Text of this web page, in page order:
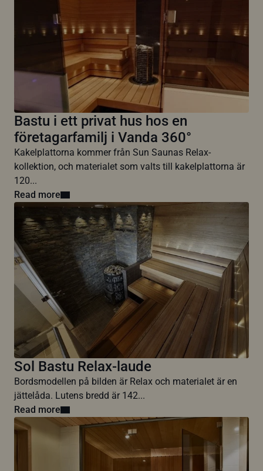
Bastu i ett privat hus hos en
företagarfamilj i Vanda 360°
Kakelplattorna kommer från Sun Saunas Relax-
kollektion, och materialet som valts till kakelplattorna är
120...
Read more
Sol Bastu Relax-laude
Bordsmodellen på bilden är Relax och materialet är en
jättelåda. Lutens bredd är 142...
Read more